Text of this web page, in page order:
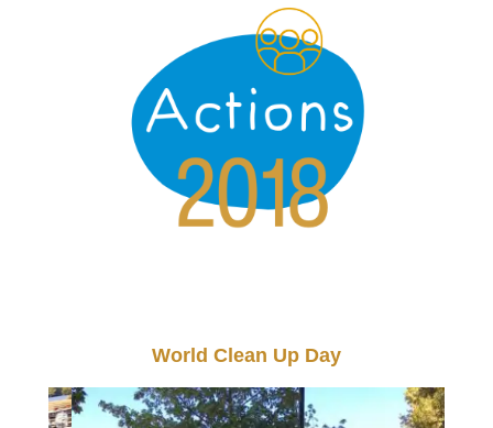
World Clean Up Day